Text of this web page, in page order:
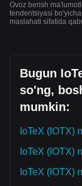
Ovoz berish
tendentsiyasi
maslahati sifatida
Bugun
so'ng,
mumkin:
IoTeX (IOTX)
IoTeX (IOTX)
IoTeX (IOTX)